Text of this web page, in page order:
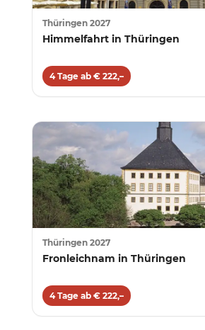
Thüringen 2027
Himmelfahrt in Thüringen
4 Tage ab € 222,–
Thüringen 2027
Fronleichnam in Thüringen
4 Tage ab € 222,–